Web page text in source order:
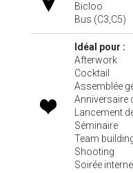
Bicloo
Bus (C3,C5)
Idéal pour :
Afterwork
Cocktail
Assemblée
Anniversaire
Lancement
Séminaire
Team
Shooting
Soirée interne